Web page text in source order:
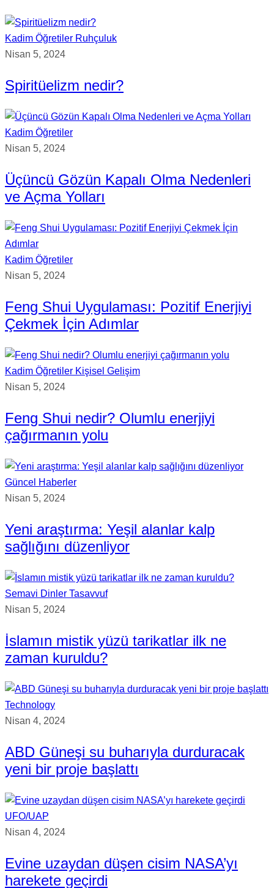
Kadim Öğretiler Ruhçuluk
Nisan 5, 2024
Spiritüelizm nedir?
Kadim Öğretiler
Nisan 5, 2024
Üçüncü Gözün Kapalı Olma Nedenleri
ve Açma Yolları
Kadim Öğretiler
Nisan 5, 2024
Feng Shui Uygulaması: Pozitif Enerjiyi
Çekmek İçin Adımlar
Kadim Öğretiler Kişisel Gelişim
Nisan 5, 2024
Feng Shui nedir? Olumlu enerjiyi
çağırmanın yolu
Güncel Haberler
Nisan 5, 2024
Yeni araştırma: Yeşil alanlar kalp
sağlığını düzenliyor
Semavi Dinler Tasavvuf
Nisan 5, 2024
İslamın mistik yüzü tarikatlar ilk ne
zaman kuruldu?
Technology
Nisan 4, 2024
ABD Güneşi su buharıyla durduracak
yeni bir proje başlattı
UFO/UAP
Nisan 4, 2024
Evine uzaydan düşen cisim NASA’yı
harekete geçirdi